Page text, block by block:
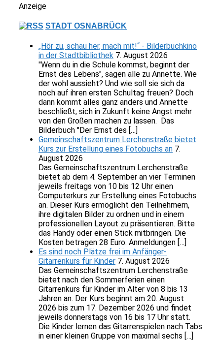
Anzeige
STADT OSNABRÜCK
„Hör zu, schau her, mach mit!“ - Bilderbuchkino
in der Stadtbibliothek 7. August 2026
"Wenn du in die Schule kommst, beginnt der
Ernst des Lebens", sagen alle zu Annette. Wie
der wohl aussieht? Und wie soll sie sich da
noch auf ihren ersten Schultag freuen? Doch
dann kommt alles ganz anders und Annette
beschließt, sich in Zukunft keine Angst mehr
von den Großen machen zu lassen. Das
Bilderbuch "Der Ernst des […]
Gemeinschaftszentrum Lerchenstraße bietet
Kurs zur Erstellung eines Fotobuchs an 7.
August 2026
Das Gemeinschaftszentrum Lerchenstraße
bietet ab dem 4. September an vier Terminen
jeweils freitags von 10 bis 12 Uhr einen
Computerkurs zur Erstellung eines Fotobuchs
an. Dieser Kurs ermöglicht den Teilnehmern,
ihre digitalen Bilder zu ordnen und in einem
professionellen Layout zu präsentieren. Bitte
das Handy oder einen Stick mitbringen. Die
Kosten betragen 28 Euro. Anmeldungen […]
Es sind noch Plätze frei im Anfänger-
Gitarrenkurs für Kinder 7. August 2026
Das Gemeinschaftszentrum Lerchenstraße
bietet nach den Sommerferien einen
Gitarrenkurs für Kinder im Alter von 8 bis 13
Jahren an. Der Kurs beginnt am 20. August
2026 bis zum 17. Dezember 2026 und findet
jeweils donnerstags von 16 bis 17 Uhr statt.
Die Kinder lernen das Gitarrenspielen nach Tabs
in einer kleinen Gruppe von maximal sechs […]